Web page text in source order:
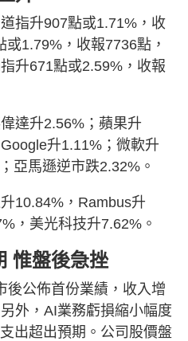
指升907點或1.71%，收
1.79%，收報7736點，
升671點或2.59%，收報
達升2.56%；蘋果升
升1.11%；微軟升
亞馬遜逆市跌2.32%。
10.84%，Rambus升
，美光科技升7.62%。
惟盤後急挫
後公佈首份業績，收入增
外，AI業務虧損縮小幅度
出超出預期。公司股價盤